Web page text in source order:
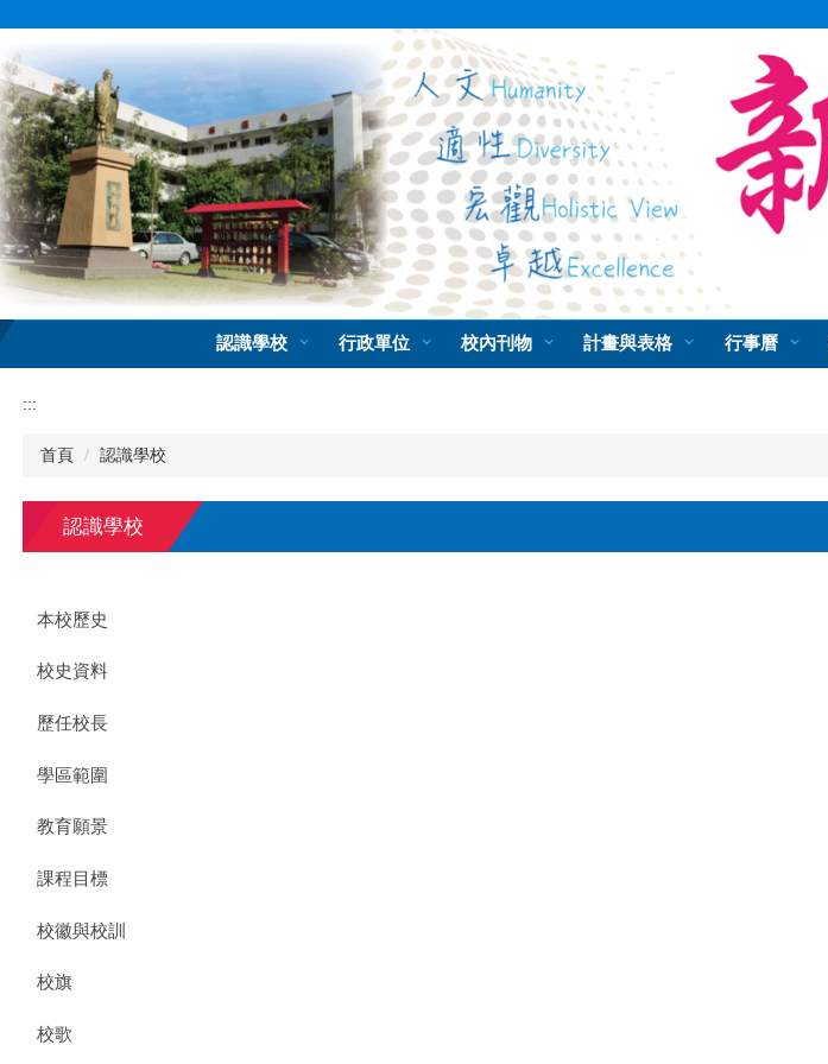
主
要
內
容
區
認識學校 行政單位 校內刊物 計畫與表格 行事曆
:::
首頁 認識學校
認識學校
本校歷史
校史資料
歷任校長
學區範圍
教育願景
課程目標
校徽與校訓
校旗
校歌